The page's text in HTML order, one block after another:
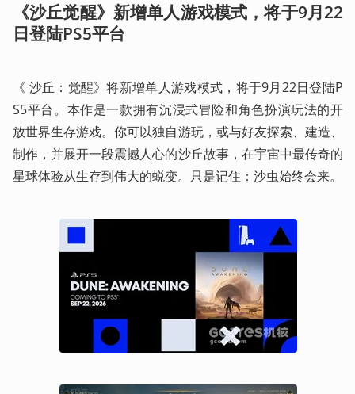
《沙丘觉醒》新增单人游戏模式，将于9月22
日登陆PS5平台
《 沙丘：觉醒》将新增单人游戏模式，将于9月22日登陆P
S5平台。本作是一款拥有沉浸式冒险和角色扮演玩法的开
放世界生存游戏。你可以独自游玩，或与好友探索、建造、
制作，并展开一段震撼人心的沙丘故事，在宇宙中最传奇的
星球体验从生存到伟大的蜕变。只是记住：沙虫始终会来。